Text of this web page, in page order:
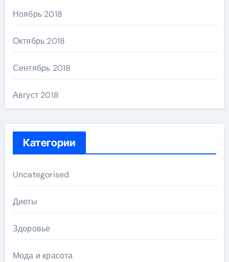
Ноябрь 2018
Октябрь 2018
Сентябрь 2018
Август 2018
Категории
Uncategorised
Диеты
Здоровье
Мода и красота